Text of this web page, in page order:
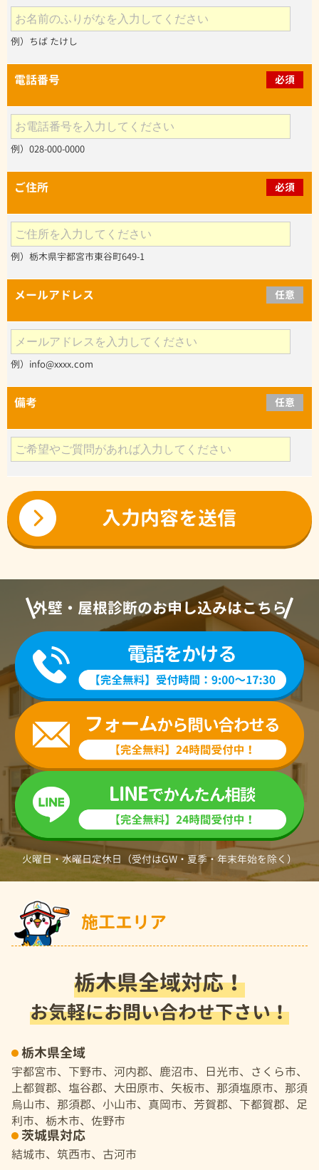
例）ちば たけし
電話番号 必須
例）028-000-0000
ご住所 必須
例）栃木県宇都宮市東谷町649-1
メールアドレス 任意
例）info@xxxx.com
備考 任意
外壁・屋根診断のお申し込みはこちら
火曜日・水曜日定休日（受付はGW・夏季・年末年始を除く）
施工エリア
栃木県全域対応！
お気軽にお問い合わせ下さい！
栃木県全域
宇都宮市、下野市、河内郡、鹿沼市、日光市、さくら市、
上都賀郡、塩谷郡、大田原市、矢板市、那須塩原市、那須
烏山市、那須郡、小山市、真岡市、芳賀郡、下都賀郡、足
利市、栃木市、佐野市
茨城県対応
結城市、筑西市、古河市